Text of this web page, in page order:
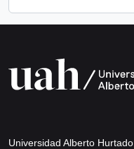
Universidad Alberto Hurtado